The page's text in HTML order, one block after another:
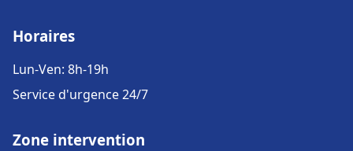
Horaires
Lun-Ven: 8h-19h
Service d'urgence 24/7
Zone intervention